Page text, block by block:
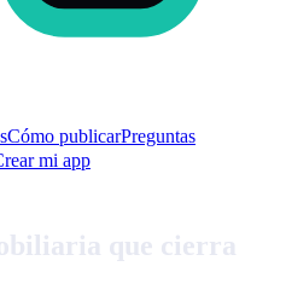
Cómo publicarPreguntas
mi app
que cierra